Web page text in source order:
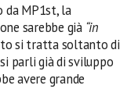
da MP1st, la
sarebbe già “in
si tratta soltanto di
parli già di sviluppo
avere grande